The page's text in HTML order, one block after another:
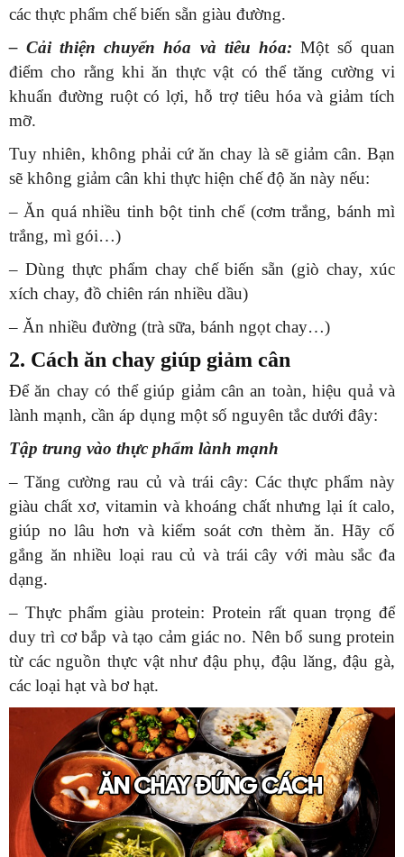
các thực phẩm chế biến sẵn giàu đường.
– Cải thiện chuyển hóa và tiêu hóa: Một số quan
điểm cho rằng khi ăn thực vật có thể tăng cường vi
khuẩn đường ruột có lợi, hỗ trợ tiêu hóa và giảm tích
mỡ.
Tuy nhiên, không phải cứ ăn chay là sẽ giảm cân. Bạn
sẽ không giảm cân khi thực hiện chế độ ăn này nếu:
– Ăn quá nhiều tinh bột tinh chế (cơm trắng, bánh mì
trắng, mì gói…)
– Dùng thực phẩm chay chế biến sẵn (giò chay, xúc
xích chay, đồ chiên rán nhiều dầu)
– Ăn nhiều đường (trà sữa, bánh ngọt chay…)
2. Cách ăn chay giúp giảm cân
Để ăn chay có thể giúp giảm cân an toàn, hiệu quả và
lành mạnh, cần áp dụng một số nguyên tắc dưới đây:
Tập trung vào thực phẩm lành mạnh
– Tăng cường rau củ và trái cây: Các thực phẩm này
giàu chất xơ, vitamin và khoáng chất nhưng lại ít calo,
giúp no lâu hơn và kiểm soát cơn thèm ăn. Hãy cố
gắng ăn nhiều loại rau củ và trái cây với màu sắc đa
dạng.
– Thực phẩm giàu protein: Protein rất quan trọng để
duy trì cơ bắp và tạo cảm giác no. Nên bổ sung protein
từ các nguồn thực vật như đậu phụ, đậu lăng, đậu gà,
các loại hạt và bơ hạt.